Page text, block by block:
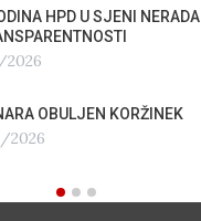
HPD U SJENI NERADA I
OBULJEN KORŽINEK
2026